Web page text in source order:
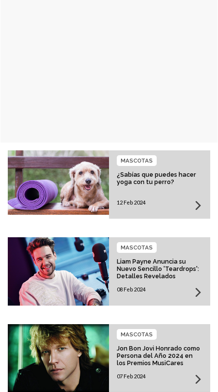
¿Sabías que puedes hacer
yoga con tu perro?
MASCOTAS
12 Feb 2024
Liam Payne Anuncia su
Nuevo Sencillo 'Teardrops':
Detalles Revelados
MASCOTAS
08 Feb 2024
Jon Bon Jovi Honrado como
Persona del Año 2024 en
los Premios MusiCares
MASCOTAS
07 Feb 2024